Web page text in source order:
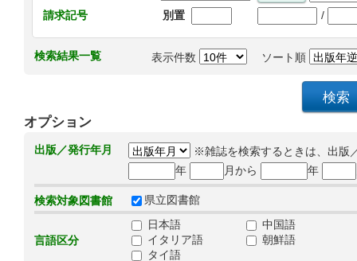
請求記号
別置 /
検索結果一覧 表示件数 ソート順
オプション
出版／発行年月
※雑誌を検索するときは、出版
年
月から 年
検索対象図書館 県立図書館
言語区分
日本語
中国語
イタリア語
朝鮮語
タイ語